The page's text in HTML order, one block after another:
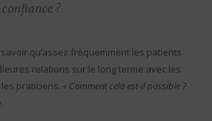
?
qu’assez fréquemment les patients
relations sur le long terme avec les
praticiens. « Comment cela est-il possible ?